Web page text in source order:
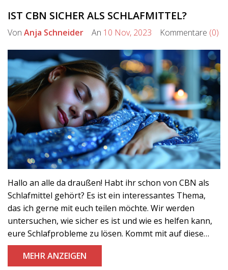
bekannte Cannabinoid Ihre Nächte zum Besseren
IST CBN SICHER ALS SCHLAFMITTEL?
Von Anja Schneider An 10 Nov, 2023 Kommentare (0)
Hallo an alle da draußen! Habt ihr schon von CBN als
Schlafmittel gehört? Es ist ein interessantes Thema,
das ich gerne mit euch teilen möchte. Wir werden
untersuchen, wie sicher es ist und wie es helfen kann,
eure Schlafprobleme zu lösen. Kommt mit auf diese
spannende Entdeckungsreise zum Thema natürliche
Schlafmittel!
MEHR ANZEIGEN